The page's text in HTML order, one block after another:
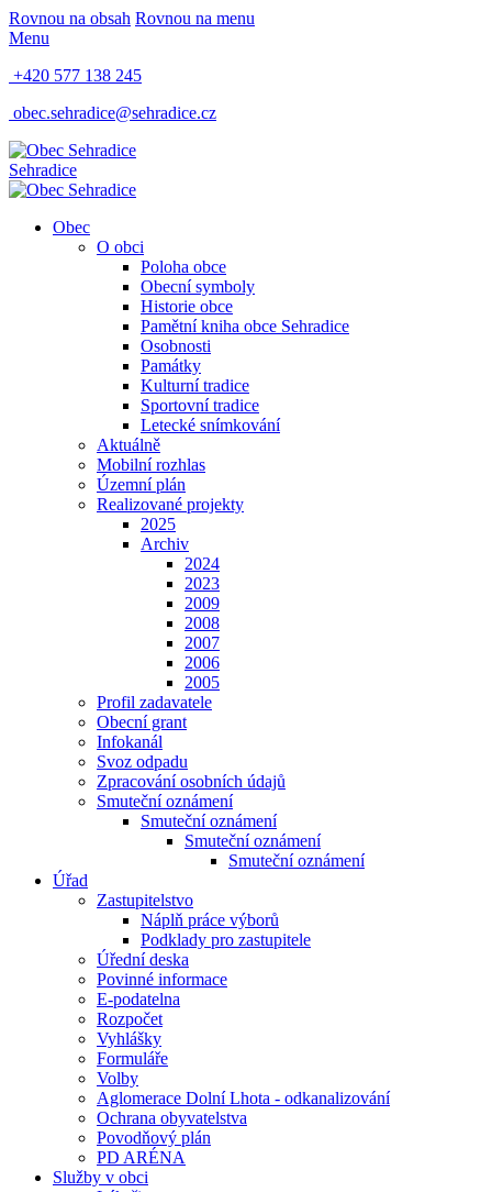
Rovnou na obsah Rovnou na menu
Menu
+420 577 138 245
obec.sehradice@sehradice.cz
Sehradice
Obec
O obci
Poloha obce
Obecní symboly
Historie obce
Pamětní kniha obce Sehradice
Osobnosti
Památky
Kulturní tradice
Sportovní tradice
Letecké snímkování
Aktuálně
Mobilní rozhlas
Územní plán
Realizované projekty
2025
Archiv
2024
2023
2009
2008
2007
2006
2005
Profil zadavatele
Obecní grant
Infokanál
Svoz odpadu
Zpracování osobních údajů
Smuteční oznámení
Smuteční oznámení
Smuteční oznámení
Smuteční oznámení
Úřad
Zastupitelstvo
Náplň práce výborů
Podklady pro zastupitele
Úřední deska
Povinné informace
E-podatelna
Rozpočet
Vyhlášky
Formuláře
Volby
Aglomerace Dolní Lhota - odkanalizování
Ochrana obyvatelstva
Povodňový plán
PD ARÉNA
Služby v obci